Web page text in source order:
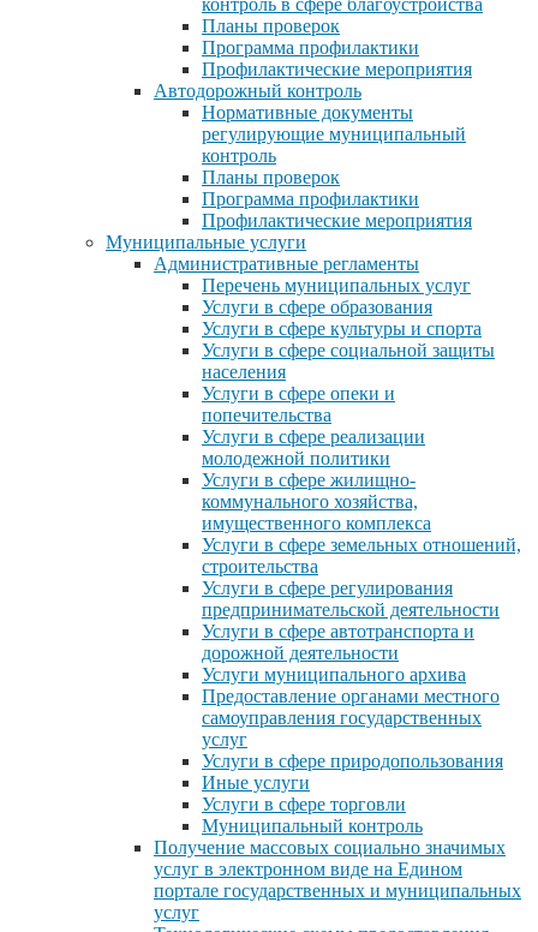
Планы проверок
Программа профилактики
Профилактические мероприятия
Автодорожный контроль
Нормативные документы
регулирующие муниципальный
контроль
Планы проверок
Программа профилактики
Профилактические мероприятия
Муниципальные услуги
Административные регламенты
Перечень муниципальных услуг
Услуги в сфере образования
Услуги в сфере культуры и спорта
Услуги в сфере социальной защиты
населения
Услуги в сфере опеки и
попечительства
Услуги в сфере реализации
молодежной политики
Услуги в сфере жилищно-
коммунального хозяйства,
имущественного комплекса
Услуги в сфере земельных отношений,
строительства
Услуги в сфере регулирования
предпринимательской деятельности
Услуги в сфере автотранспорта и
дорожной деятельности
Услуги муниципального архива
Предоставление органами местного
самоуправления государственных
услуг
Услуги в сфере природопользования
Иные услуги
Услуги в сфере торговли
Муниципальный контроль
Получение массовых социально значимых
услуг в электронном виде на Едином
портале государственных и муниципальных
услуг